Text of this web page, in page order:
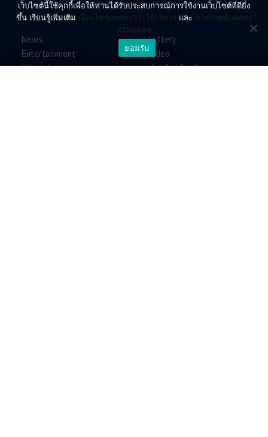
News
Entertainment
Lifestyle
Lottery
Video
ร่วมด้วยช่วยกัน
เว็บไซต์นี้ใช้คุกกี้เพื่อให้ท่านได้รับประสบการณ์การใช้งานเว็บไซต์ที่ดียิ่ง
ขึ้น เรียนรู้เพิ่มเติม เงื่อนไขข้อตกลงการใช้บริการ และ นโยบายคุ้มครอง
ส่วนบุคคล
ยอมรับ